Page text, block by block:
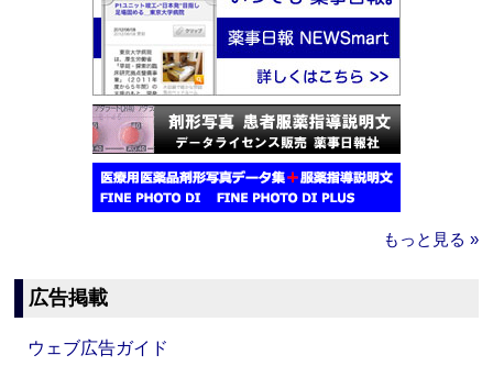
もっと見る »
広告掲載
ウェブ広告ガイド